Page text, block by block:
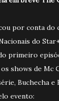
por conta do
do
primeiro
shows de Mc
Buchecha e
evento: